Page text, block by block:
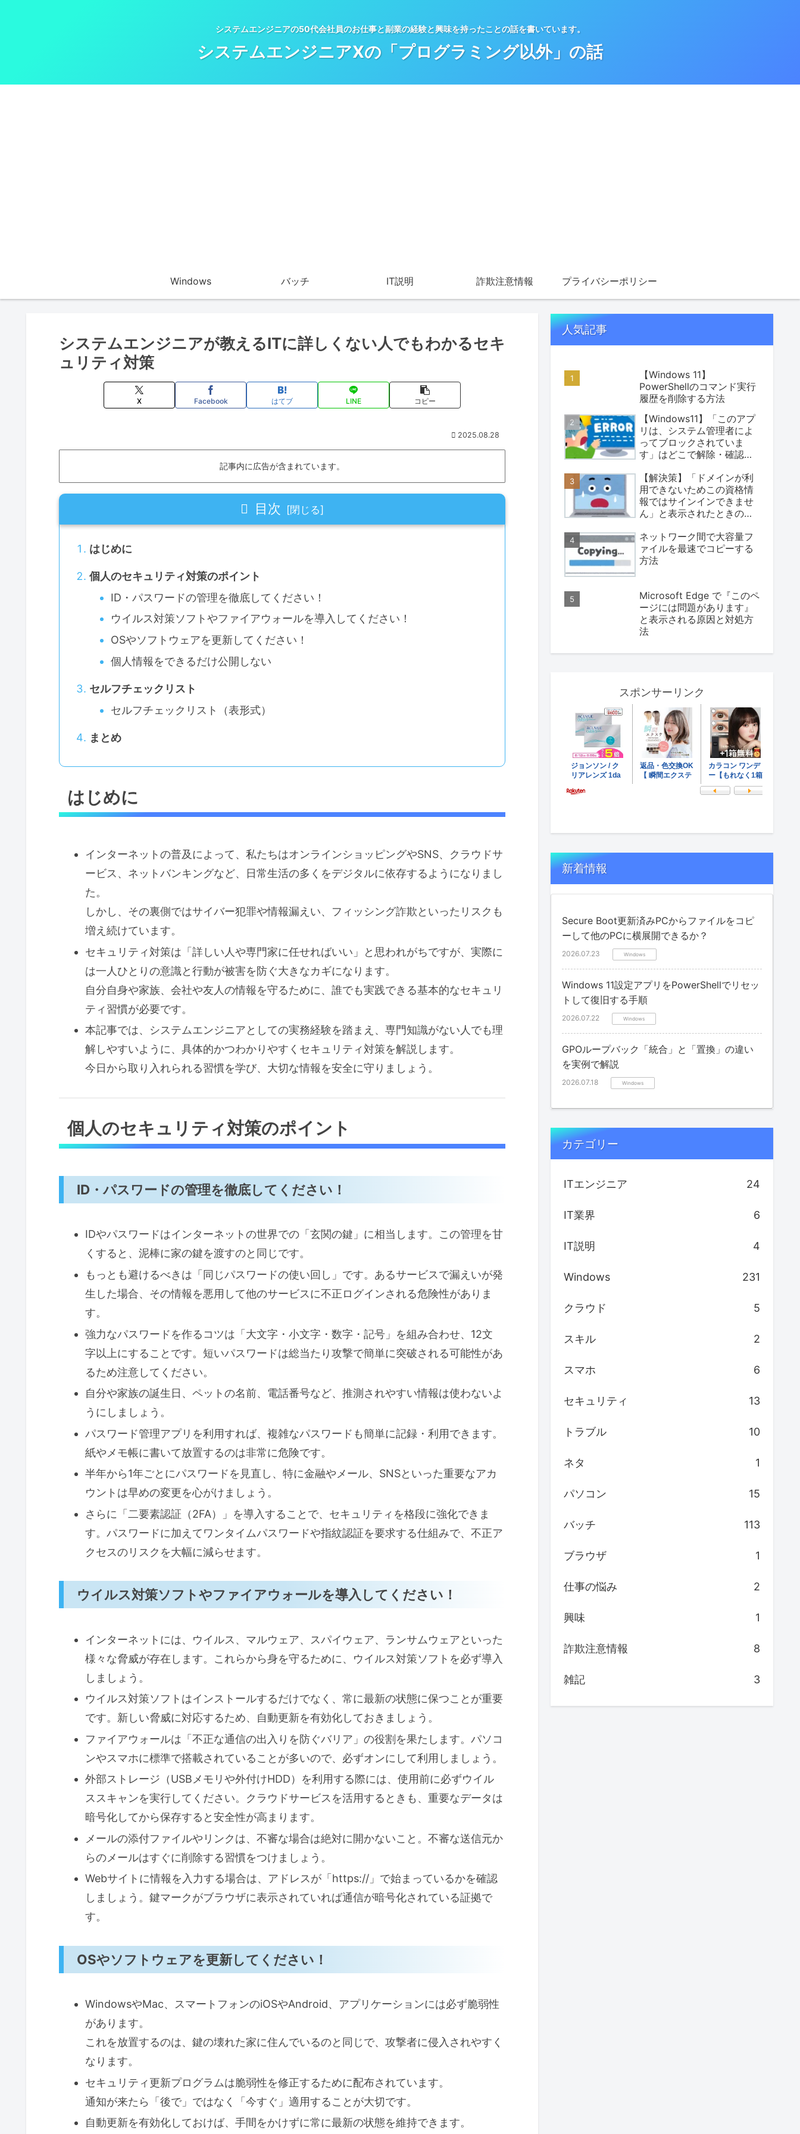
システムエンジニアの50代会社員のお仕事と副業の経験と興味を持ったことの話を書いています。
システムエンジニアXの「プログラミング以外」の話
Windows バッチ IT説明 詐欺注意情報 プライバシーポリシー
システムエンジニアが教えるITに詳しくない人でもわかるセキ
ュリティ対策
X Facebook はてブ LINE コピー
2025.08.28
記事内に広告が含まれています。
目次
はじめに
個人のセキュリティ対策のポイント
ID・パスワードの管理を徹底してください！
ウイルス対策ソフトやファイアウォールを導入してください！
OSやソフトウェアを更新してください！
個人情報をできるだけ公開しない
セルフチェックリスト
セルフチェックリスト（表形式）
まとめ
はじめに
インターネットの普及によって、私たちはオンラインショッピングやSNS、クラウドサ
ービス、ネットバンキングなど、日常生活の多くをデジタルに依存するようになりまし
た。
しかし、その裏側ではサイバー犯罪や情報漏えい、フィッシング詐欺といったリスクも
増え続けています。
セキュリティ対策は「詳しい人や専門家に任せればいい」と思われがちですが、実際に
は一人ひとりの意識と行動が被害を防ぐ大きなカギになります。
自分自身や家族、会社や友人の情報を守るために、誰でも実践できる基本的なセキュリ
ティ習慣が必要です。
本記事では、システムエンジニアとしての実務経験を踏まえ、専門知識がない人でも理
解しやすいように、具体的かつわかりやすくセキュリティ対策を解説します。
今日から取り入れられる習慣を学び、大切な情報を安全に守りましょう。
個人のセキュリティ対策のポイント
ID・パスワードの管理を徹底してください！
IDやパスワードはインターネットの世界での「玄関の鍵」に相当します。この管理を甘
くすると、泥棒に家の鍵を渡すのと同じです。
もっとも避けるべきは「同じパスワードの使い回し」です。あるサービスで漏えいが発
生した場合、その情報を悪用して他のサービスに不正ログインされる危険性がありま
す。
強力なパスワードを作るコツは「大文字・小文字・数字・記号」を組み合わせ、12文
字以上にすることです。短いパスワードは総当たり攻撃で簡単に突破される可能性があ
るため注意してください。
自分や家族の誕生日、ペットの名前、電話番号など、推測されやすい情報は使わないよ
うにしましょう。
パスワード管理アプリを利用すれば、複雑なパスワードも簡単に記録・利用できます。
紙やメモ帳に書いて放置するのは非常に危険です。
半年から1年ごとにパスワードを見直し、特に金融やメール、SNSといった重要なアカ
ウントは早めの変更を心がけましょう。
さらに「二要素認証（2FA）」を導入することで、セキュリティを格段に強化できま
す。パスワードに加えてワンタイムパスワードや指紋認証を要求する仕組みで、不正ア
クセスのリスクを大幅に減らせます。
ウイルス対策ソフトやファイアウォールを導入してください！
インターネットには、ウイルス、マルウェア、スパイウェア、ランサムウェアといった
様々な脅威が存在します。これらから身を守るために、ウイルス対策ソフトを必ず導入
しましょう。
ウイルス対策ソフトはインストールするだけでなく、常に最新の状態に保つことが重要
です。新しい脅威に対応するため、自動更新を有効化しておきましょう。
ファイアウォールは「不正な通信の出入りを防ぐバリア」の役割を果たします。パソコ
ンやスマホに標準で搭載されていることが多いので、必ずオンにして利用しましょう。
外部ストレージ（USBメモリや外付けHDD）を利用する際には、使用前に必ずウイル
ススキャンを実行してください。クラウドサービスを活用するときも、重要なデータは
暗号化してから保存すると安全性が高まります。
メールの添付ファイルやリンクは、不審な場合は絶対に開かないこと。不審な送信元か
らのメールはすぐに削除する習慣をつけましょう。
Webサイトに情報を入力する場合は、アドレスが「https://」で始まっているかを確認
しましょう。鍵マークがブラウザに表示されていれば通信が暗号化されている証拠で
す。
OSやソフトウェアを更新してください！
WindowsやMac、スマートフォンのiOSやAndroid、アプリケーションには必ず脆弱性
があります。
これを放置するのは、鍵の壊れた家に住んでいるのと同じで、攻撃者に侵入されやすく
なります。
セキュリティ更新プログラムは脆弱性を修正するために配布されています。
通知が来たら「後で」ではなく「今すぐ」適用することが大切です。
自動更新を有効化しておけば、手間をかけずに常に最新の状態を維持できます。
人気記事
【Windows 11】
PowerShellのコマンド実行
履歴を削除する方法
【Windows11】「このアプ
リは、システム管理者によ
ってブロックされていま
す」はどこで解除・確認す
な対処まとめ
【解決策】「ドメインが利
用できないためこの資格情
報ではサインインできませ
ん」と表示されたときの対
ネットワーク間で大容量フ
ァイルを最速でコピーする
方法
Microsoft Edge で『このペ
ージには問題があります』
と表示される原因と対処方
法
スポンサーリンク
新着情報
Secure Boot更新済みPCからファイルをコピ
ーして他のPCに横展開できるか？
2026.07.23 Windows
Windows 11設定アプリをPowerShellでリセッ
トして復旧する手順
2026.07.22 Windows
GPOループバック「統合」と「置換」の違い
を実例で解説
2026.07.18 Windows
カテゴリー
ITエンジニア 24
IT業界 6
IT説明 4
Windows 231
クラウド 5
スキル 2
スマホ 6
セキュリティ 13
トラブル 10
ネタ 1
パソコン 15
バッチ 113
ブラウザ 1
仕事の悩み 2
興味 1
詐欺注意情報 8
雑記 3